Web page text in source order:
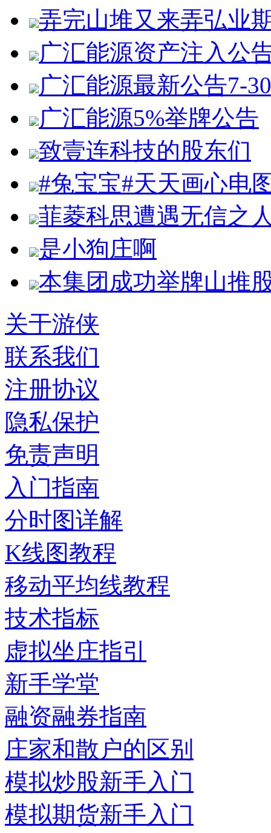
弄完山堆又来弄弘业
广汇能源资产注入公
广汇能源最新公告7-30
广汇能源5%举牌公告
致壹连科技的股东们
#兔宝宝#天天画心电
菲菱科思遭遇无信之
是小狗庄啊
本集团成功举牌山推
关于游侠
联系我们
注册协议
隐私保护
免责声明
入门指南
分时图详解
K线图教程
移动平均线教程
技术指标
虚拟坐庄指引
新手学堂
融资融券指南
庄家和散户的区别
模拟炒股新手入门
模拟期货新手入门